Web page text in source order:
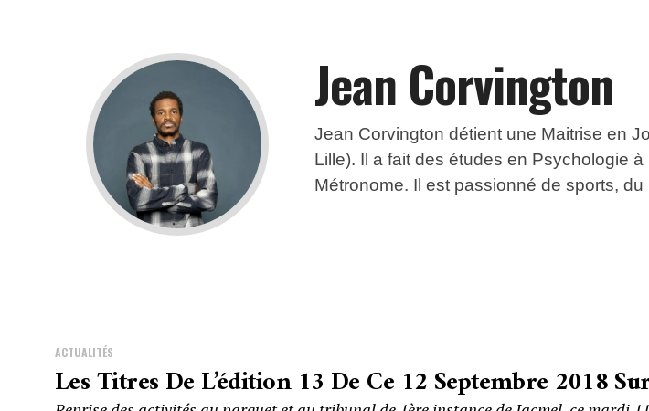
Jean Corvington
Jean Corvington détient une Maitrise en
Lille). Il a fait des études en Psychologie à
Métronome. Il est passionné de sports,
ACTUALITÉS
Les Titres De L’édition 13 De Ce 12 Septembre 2018